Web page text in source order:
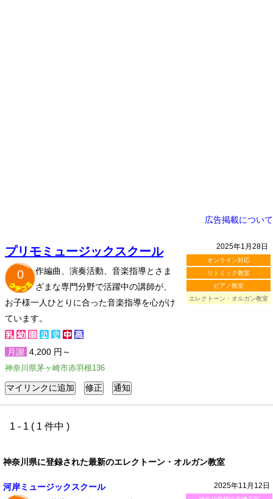
広告掲載について
2025年1月28日
オンライン対応
リトミック教室
ピアノ教室
エレクトーン・オルガン教室
プリモミュージックスクール
0
作編曲、演奏活動、音楽指導とさま
ざまな専門分野で活躍中の講師が、
お子様一人ひとりに合った音楽指導を心がけ
ています。
月謝 4,200 円～
神奈川県茅ヶ崎市赤羽根136
1 - 1 ( 1 件中 )
神奈川県に登録された最新のエレクトーン・オルガン教室
2025年11月12日
河岸ミュージックスクール